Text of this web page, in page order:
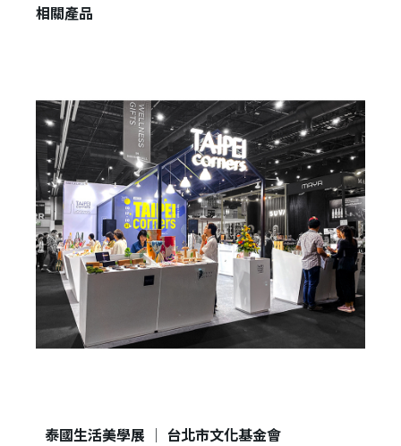
會員登入
登 入
忘記密碼？
我 要 註 冊
相關產品
泰國生活美學展 │ 台北市文化基金會